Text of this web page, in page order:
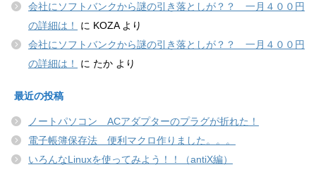
会社にソフトバンクから謎の引き落としが？？ 一月４００円
の詳細は！
に KOZAより
会社にソフトバンクから謎の引き落としが？？ 一月４００円
の詳細は！
に たか より
最近の投稿
ノートパソコン ACアダプターのプラグが折れた！
電子帳簿保存法 便利マクロ作りました。。。
いろんなLinuxを使ってみよう！！（antiX編）